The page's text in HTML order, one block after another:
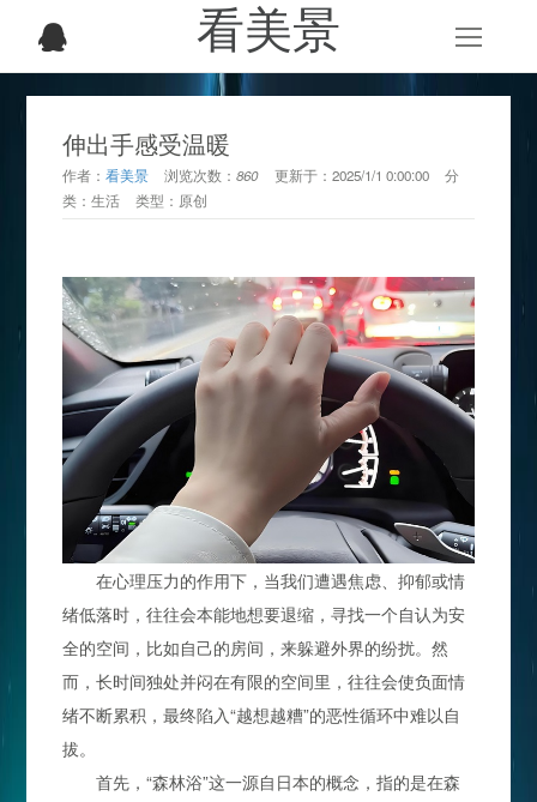
看美景
伸出手感受温暖
作者：看美景 浏览次数：860 更新于：2025/1/1 0:00:00
分
类：生活 类型： 原创
在心理压力的作用下，当我们遭遇焦虑、抑郁或情
绪低落时，往往会本能地想要退缩，寻找一个自认为安
全的空间，比如自己的房间，来躲避外界的纷扰。然
而，长时间独处并闷在有限的空间里，往往会使负面情
绪不断累积，最终陷入“越想越糟”的恶性循环中难以自
拔。
首先，“森林浴”这一源自日本的概念，指的是在森